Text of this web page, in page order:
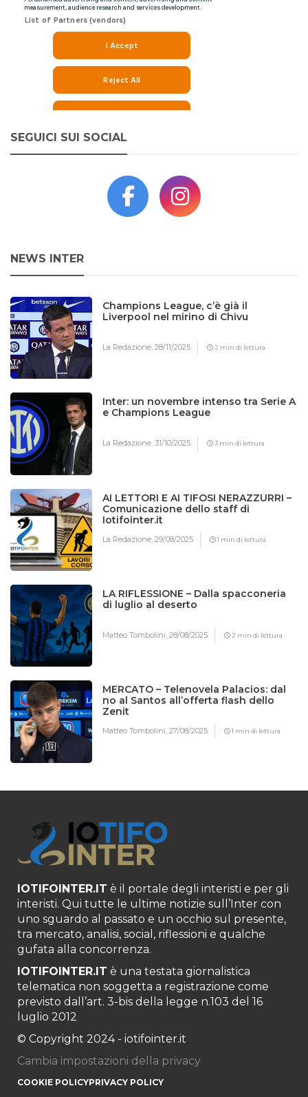
SEGUICI SUI SOCIAL
NEWS INTER
Champions League, c’è già il
Liverpool nel mirino di Chivu
La Redazione,28/11/2025 2 min di lettura
Inter: un novembre intenso tra Serie A
e Champions League
La Redazione,31/10/2025 3 min di lettura
AI LETTORI E AI TIFOSI NERAZZURRI –
Comunicazione dello staff di
Iotifointer.it
La Redazione,29/08/2025 1 min di lettura
LA RIFLESSIONE – Dalla spacconeria
di luglio al deserto
Matteo Tombolini,28/08/2025 2 min di lettura
MERCATO – Telenovela Palacios: dal
no al Santos all’offerta flash dello
Zenit
Matteo Tombolini,27/08/2025 1 min di lettura
IOTIFOINTER.IT è il portale degli interisti e per gli
interisti. Qui tutte le ultime notizie sull’Inter con
uno sguardo al passato e un occhio sul presente,
tra mercato, analisi, social, riflessioni e qualche
gufata alla concorrenza.
IOTIFOINTER.IT è una testata giornalistica
telematica non soggetta a registrazione come
previsto dall’art. 3-bis della legge n.103 del 16
luglio 2012
© Copyright 2024 - iotifointer.it
Cambia impostazioni della privacy
COOKIE POLICYPRIVACY POLICY